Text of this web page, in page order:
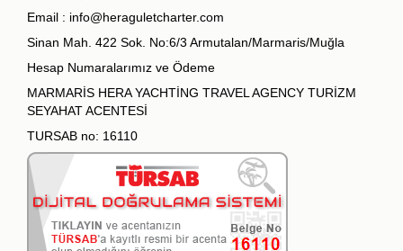
Email : info@heraguletcharter.com
Sinan Mah. 422 Sok. No:6/3 Armutalan/Marmaris/Muğla
Hesap Numaralarımız ve Ödeme
MARMARİS HERA YACHTİNG TRAVEL AGENCY TURİZM
SEYAHAT ACENTESİ
TURSAB no: 16110